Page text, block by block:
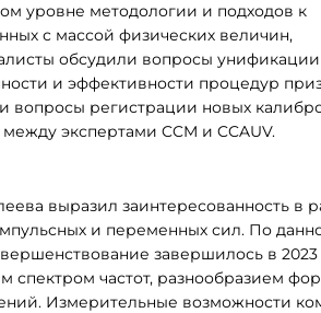
уровне методологии и подходов к
с массой физических величин,
обсудили вопросы унификации
и эффективности процедур
вопросы регистрации новых
экспертами CCM и CCAUV.
выразил заинтересованность в
и переменных сил. По
завершилось в 2023
частот, разнообразием
Измерительные возможности